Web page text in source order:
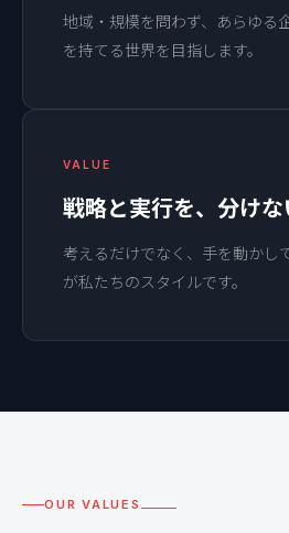
地域・規模を問わず、あらゆる
を持てる世界を目指します。
VALUE
戦略と実行を、分けな
考えるだけでなく、手を動かし
が私たちのスタイルです。
OUR VALUES